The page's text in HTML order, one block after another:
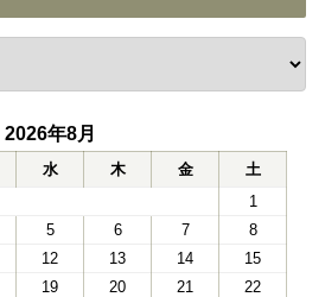
2026年8月
水 木 金
土
1
5 6 7
8
12 13 14
15
19 20 21
22